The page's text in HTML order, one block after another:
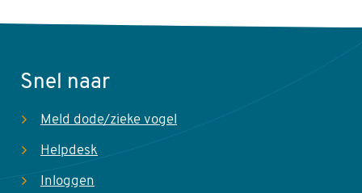
Snel naar
Meld dode/zieke vogel
Helpdesk
Inloggen